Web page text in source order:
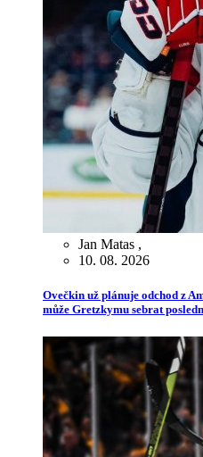
Jan Matas ,
10. 08. 2026
Ovečkin už plánuje odchod z
může Gretzkymu sebrat